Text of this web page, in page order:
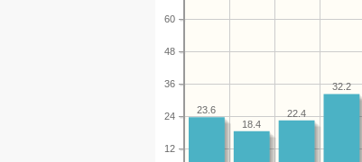
12
24
36
48
60
32.2
22.4
18.4
23.6